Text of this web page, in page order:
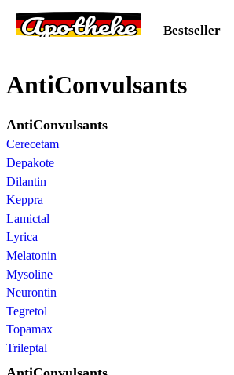
Apotheke Bestseller
AntiConvulsants
AntiConvulsants
Cerecetam
Depakote
Dilantin
Keppra
Lamictal
Lyrica
Melatonin
Mysoline
Neurontin
Tegretol
Topamax
Trileptal